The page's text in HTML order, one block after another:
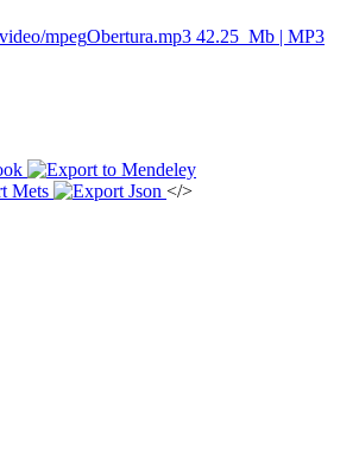
mpegObertura.mp3 42.25 Mb | MP3
</>